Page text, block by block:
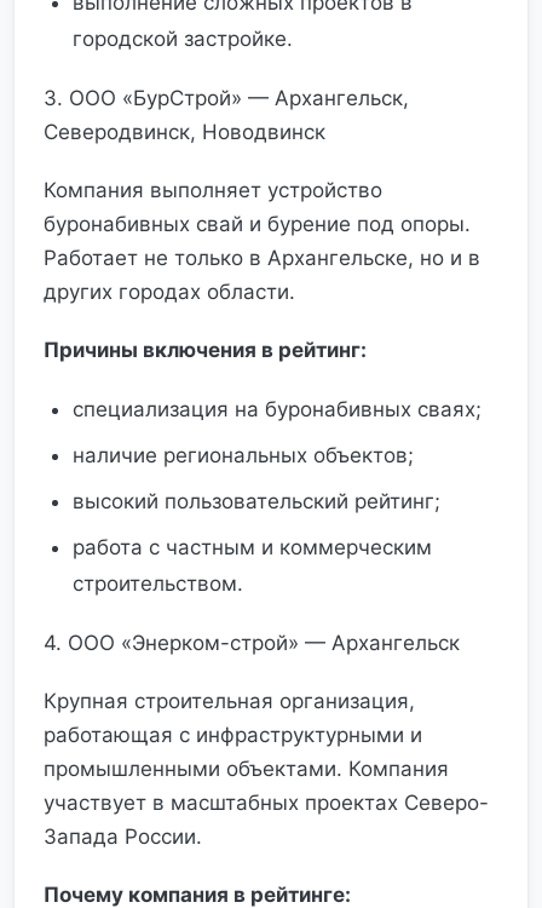
городской застройке.
3. ООО «БурСтрой» — Архангельск,
Северодвинск, Новодвинск
Компания выполняет устройство
буронабивных свай и бурение под опоры.
Работает не только в Архангельске, но и в
других городах области.
Причины включения в рейтинг:
специализация на буронабивных сваях;
наличие региональных объектов;
высокий пользовательский рейтинг;
работа с частным и коммерческим
строительством.
4. ООО «Энерком-строй» — Архангельск
Крупная строительная организация,
работающая с инфраструктурными и
промышленными объектами. Компания
участвует в масштабных проектах Северо-
Запада России.
Почему компания в рейтинге: